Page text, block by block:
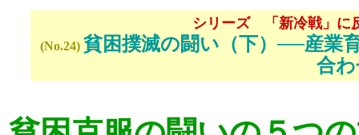
シリーズ 「新冷戦」に
(No.24) 貧困撲滅の闘い（下）──産業
合